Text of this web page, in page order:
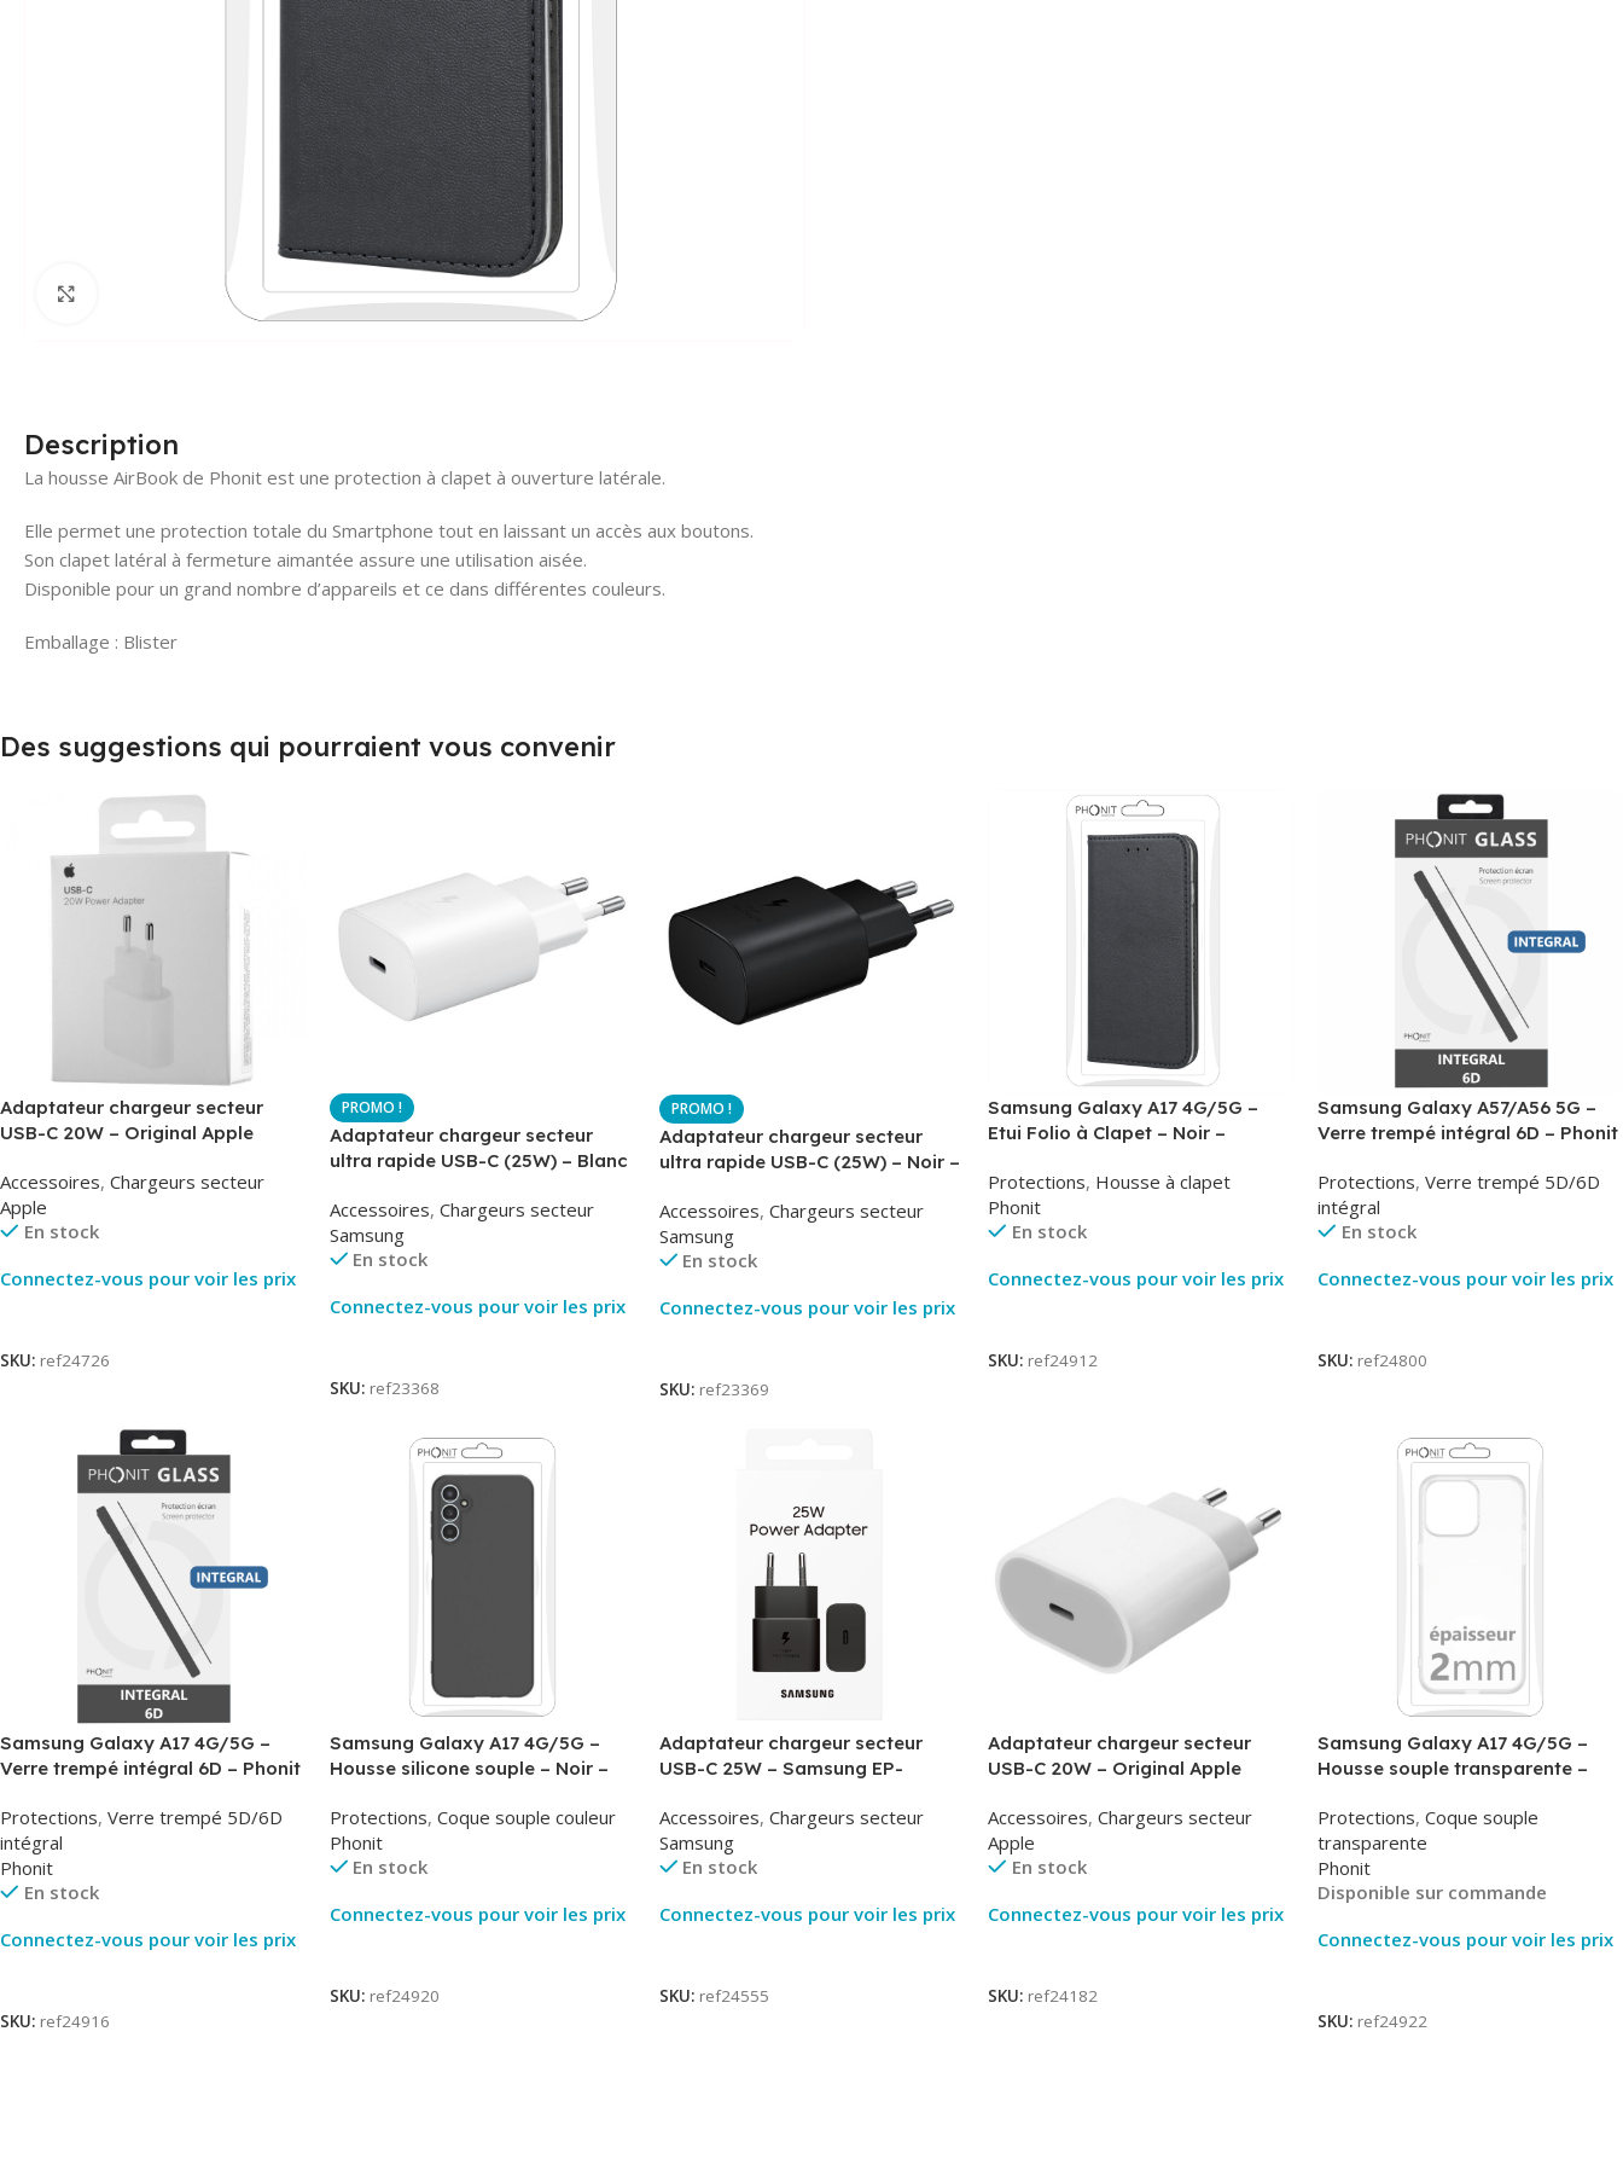
Click to enlarge
Description
La housse AirBook de Phonit est une protection à clapet à ouverture latérale.
Elle permet une protection totale du Smartphone tout en laissant un accès aux boutons.
Son clapet latéral à fermeture aimantée assure une utilisation aisée.
Disponible pour un grand nombre d’appareils et ce dans différentes couleurs.
Emballage : Blister
Des suggestions qui pourraient vous convenir
Adaptateur chargeur secteur
USB-C 20W – Original Apple
Accessoires, Chargeurs secteur
Apple
En stock
Connectez-vous pour voir les prix
SKU: ref24726
Adaptateur chargeur secteur
ultra rapide USB-C (25W) – Blanc
Accessoires, Chargeurs secteur
Samsung
En stock
Connectez-vous pour voir les prix
SKU: ref23368
Adaptateur chargeur secteur
ultra rapide USB-C (25W) – Noir –
Accessoires, Chargeurs secteur
Samsung
En stock
Connectez-vous pour voir les prix
SKU: ref23369
Samsung Galaxy A17 4G/5G –
Etui Folio à Clapet – Noir –
Protections, Housse à clapet
Phonit
En stock
Connectez-vous pour voir les prix
SKU: ref24912
Samsung Galaxy A57/A56 5G –
Verre trempé intégral 6D – Phonit
Protections, Verre trempé 5D/6D
intégral
En stock
Connectez-vous pour voir les prix
SKU: ref24800
Samsung Galaxy A17 4G/5G –
Verre trempé intégral 6D – Phonit
Protections, Verre trempé 5D/6D
intégral
Phonit
En stock
Connectez-vous pour voir les prix
SKU: ref24916
Samsung Galaxy A17 4G/5G –
Housse silicone souple – Noir –
Protections, Coque souple couleur
Phonit
En stock
Connectez-vous pour voir les prix
SKU: ref24920
Adaptateur chargeur secteur
USB-C 25W – Samsung EP-
Original
Accessoires, Chargeurs secteur
Samsung
En stock
Connectez-vous pour voir les prix
SKU: ref24555
Adaptateur chargeur secteur
USB-C 20W – Original Apple
Accessoires, Chargeurs secteur
Apple
En stock
Connectez-vous pour voir les prix
SKU: ref24182
Samsung Galaxy A17 4G/5G –
Housse souple transparente –
Protections, Coque souple
transparente
Phonit
Disponible sur commande
Connectez-vous pour voir les prix
SKU: ref24922